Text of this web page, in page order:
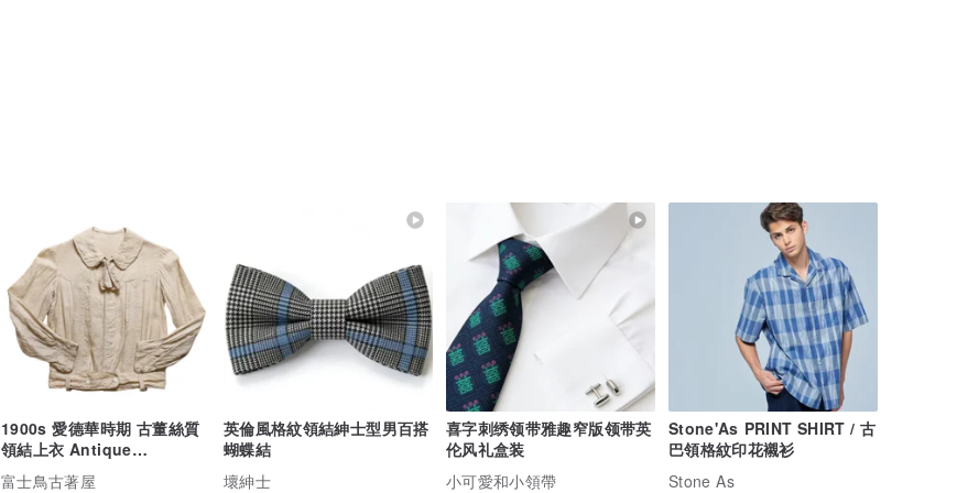
1900s 愛德華時期 古董絲質
領結上衣 Antique
Edwardian blouse
富士鳥古著屋
英倫風格紋領結紳士型男百搭
蝴蝶結
壞紳士
喜字刺绣领带雅趣窄版领带英
伦风礼盒装
小可愛和小領帶
Stone'As PRINT SHIRT / 古
巴領格紋印花襯衫
Stone As